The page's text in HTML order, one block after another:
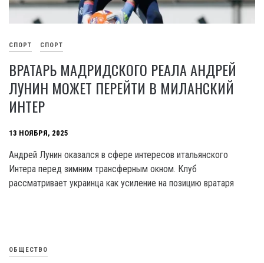
СПОРТ СПОРТ
ВРАТАРЬ МАДРИДСКОГО РЕАЛА АНДРЕЙ
ЛУНИН МОЖЕТ ПЕРЕЙТИ В МИЛАНСКИЙ
ИНТЕР
13 НОЯБРЯ, 2025
Андрей Лунин оказался в сфере интересов итальянского
Интера перед зимним трансферным окном. Клуб
рассматривает украинца как усиление на позицию вратаря
ОБЩЕСТВО